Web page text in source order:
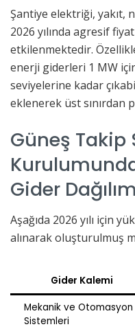
Şantiye elektriği, yakıt,
2026 yılında agresif
etkilenmektedir.
enerji giderleri 1 MW
seviyelerine kadar
eklenerek üst sınırdan
Güneş Takip
Gider
Aşağıda 2026 yılı için
alınarak oluşturulmuş
Gider Kalemi
Mekanik ve Otomasyon
Sistemleri